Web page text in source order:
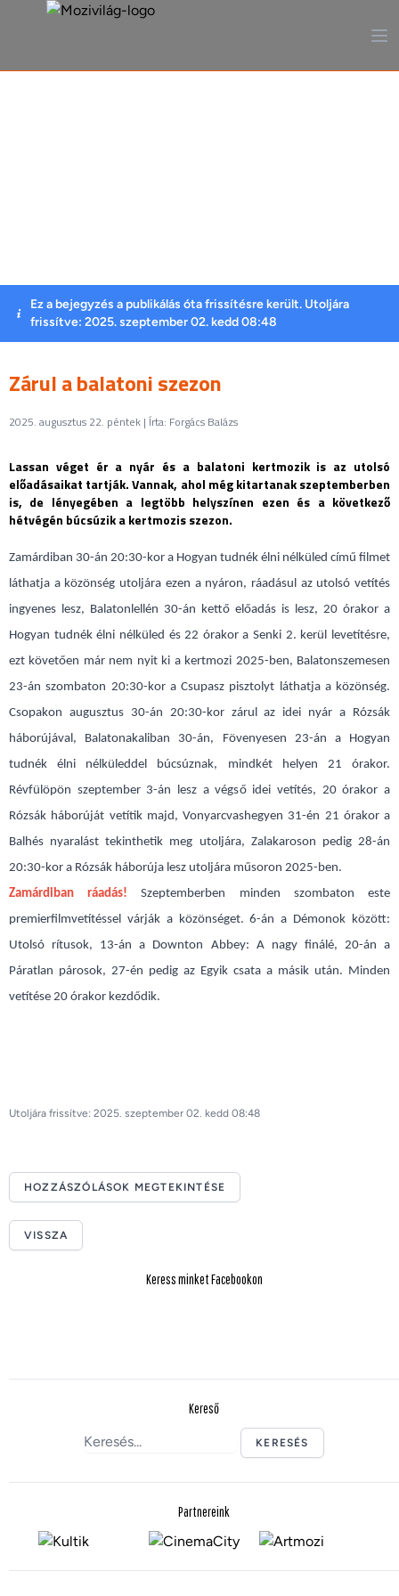
Ez a bejegyzés a publikálás óta frissítésre került. Utoljára
frissítve: 2025. szeptember 02. kedd 08:48
Zárul a balatoni szezon
2025. augusztus 22. péntek | Írta: Forgács Balázs
Lassan véget ér a nyár és a balatoni kertmozik is az utolsó
előadásaikat tartják. Vannak, ahol még kitartanak szeptemberben
is, de lényegében a legtöbb helyszínen ezen és a következő
hétvégén búcsúzik a kertmozis szezon.
Zamárdiban 30-án 20:30-kor a Hogyan tudnék élni nélküled című filmet
láthatja a közönség utoljára ezen a nyáron, ráadásul az utolsó vetítés
ingyenes lesz, Balatonlellén 30-án kettő előadás is lesz, 20 órakor a
Hogyan tudnék élni nélküled és 22 órakor a Senki 2. kerül levetítésre,
ezt követően már nem nyit ki a kertmozi 2025-ben, Balatonszemesen
23-án szombaton 20:30-kor a Csupasz pisztolyt láthatja a közönség.
Csopakon augusztus 30-án 20:30-kor zárul az idei nyár a Rózsák
háborújával, Balatonakaliban 30-án, Fövenyesen 23-án a Hogyan
tudnék élni nélküleddel búcsúznak, mindkét helyen 21 órakor.
Révfülöpön szeptember 3-án lesz a végső idei vetítés, 20 órakor a
Rózsák háborúját vetítik majd, Vonyarcvashegyen 31-én 21 órakor a
Balhés nyaralást tekinthetik meg utoljára, Zalakaroson pedig 28-án
20:30-kor a Rózsák háborúja lesz utoljára műsoron 2025-ben.
Zamárdiban ráadás! Szeptemberben minden szombaton este
premierfilmvetítéssel várják a közönséget. 6-án a Démonok között:
Utolsó rítusok, 13-án a Downton Abbey: A nagy finálé, 20-án a
Páratlan párosok, 27-én pedig az Egyik csata a másik után. Minden
vetítése 20 órakor kezdődik.
Utoljára frissítve: 2025. szeptember 02. kedd 08:48
HOZZÁSZÓLÁSOK MEGTEKINTÉSE
VISSZA
Keress minket Facebookon
Kereső
KERESÉS
Partnereink